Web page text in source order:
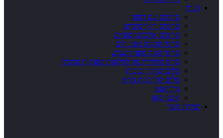
חנות
סרטים עם דפוס
סרטים דקורטיביים
סרטים ארכיטקטוניים
סרטי ההגנה מפני חום
סרטי הגנה מפני השמש
סרט משוריין מגן לחלונות ומעקות זכוכית
כלים לניקוי זכוכית
כלים להדבקת סרט
גרדיאנט
אנטי סאן
יצירת קשר